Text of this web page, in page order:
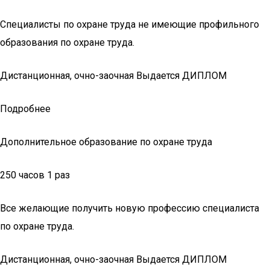
Специалисты по охране труда не имеющие профильного
образования по охране труда.
Дистанционная, очно-заочная Выдается ДИПЛОМ
Подробнее
Дополнительное образование по охране труда
250 часов 1 раз
Все желающие получить новую профессию специалиста
по охране труда.
Дистанционная, очно-заочная Выдается ДИПЛОМ